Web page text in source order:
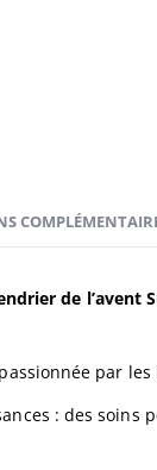
de l’avent
par
: des